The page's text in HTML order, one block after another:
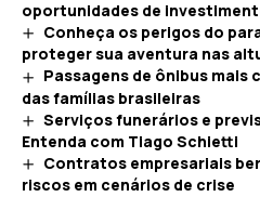
oportunidades de
Conheça os perigos do
proteger sua aventura nas
Passagens de ônibus
das famílias brasileiras
Serviços funerários e
Entenda com Tiago Schietti
Contratos empresariais
riscos em cenários de crise